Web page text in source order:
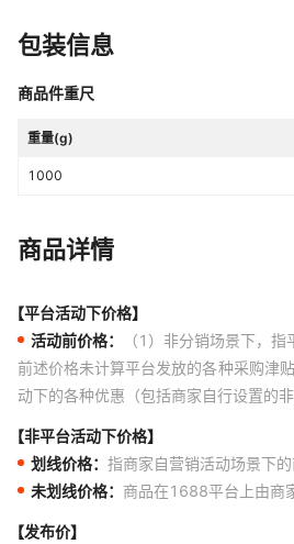
包装信息
商品件重尺
重量(g)
1000
商品详情
【平台活动下价格】
活动前价格：
（1）非分销场景下，
前述价格未计算平台发放的各种采购津
动下的各种优惠（包括商家自行设置的
【非平台活动下价格】
划线价格： 指商家自营销活动场景下
未划线价格： 商品在1688平台上由商
【发布价】